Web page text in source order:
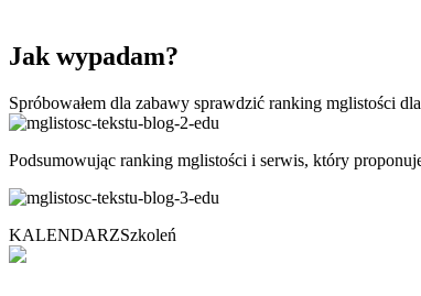
Jak wypadam?
Spróbowałem dla zabawy sprawdzić ranking mglistości
Podsumowując ranking mglistości i serwis, który
KALENDARZSzkoleń